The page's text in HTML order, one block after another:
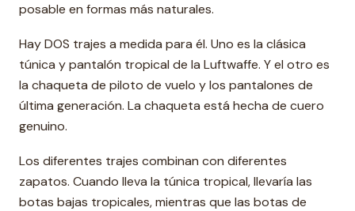
posable en formas más naturales.
Hay DOS trajes a medida para él. Uno es la clásica
túnica y pantalón tropical de la Luftwaffe. Y el otro es
la chaqueta de piloto de vuelo y los pantalones de
última generación. La chaqueta está hecha de cuero
genuino.
Los diferentes trajes combinan con diferentes
zapatos. Cuando lleva la túnica tropical, llevaría las
botas bajas tropicales, mientras que las botas de